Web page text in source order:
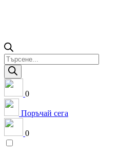
Products
search
0
Поръчай сега
0